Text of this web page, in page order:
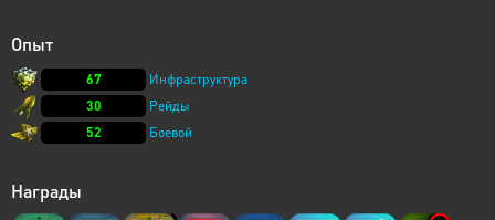
Опыт
67
Инфраструктура
30
Рейды
52
Боевой
Награды